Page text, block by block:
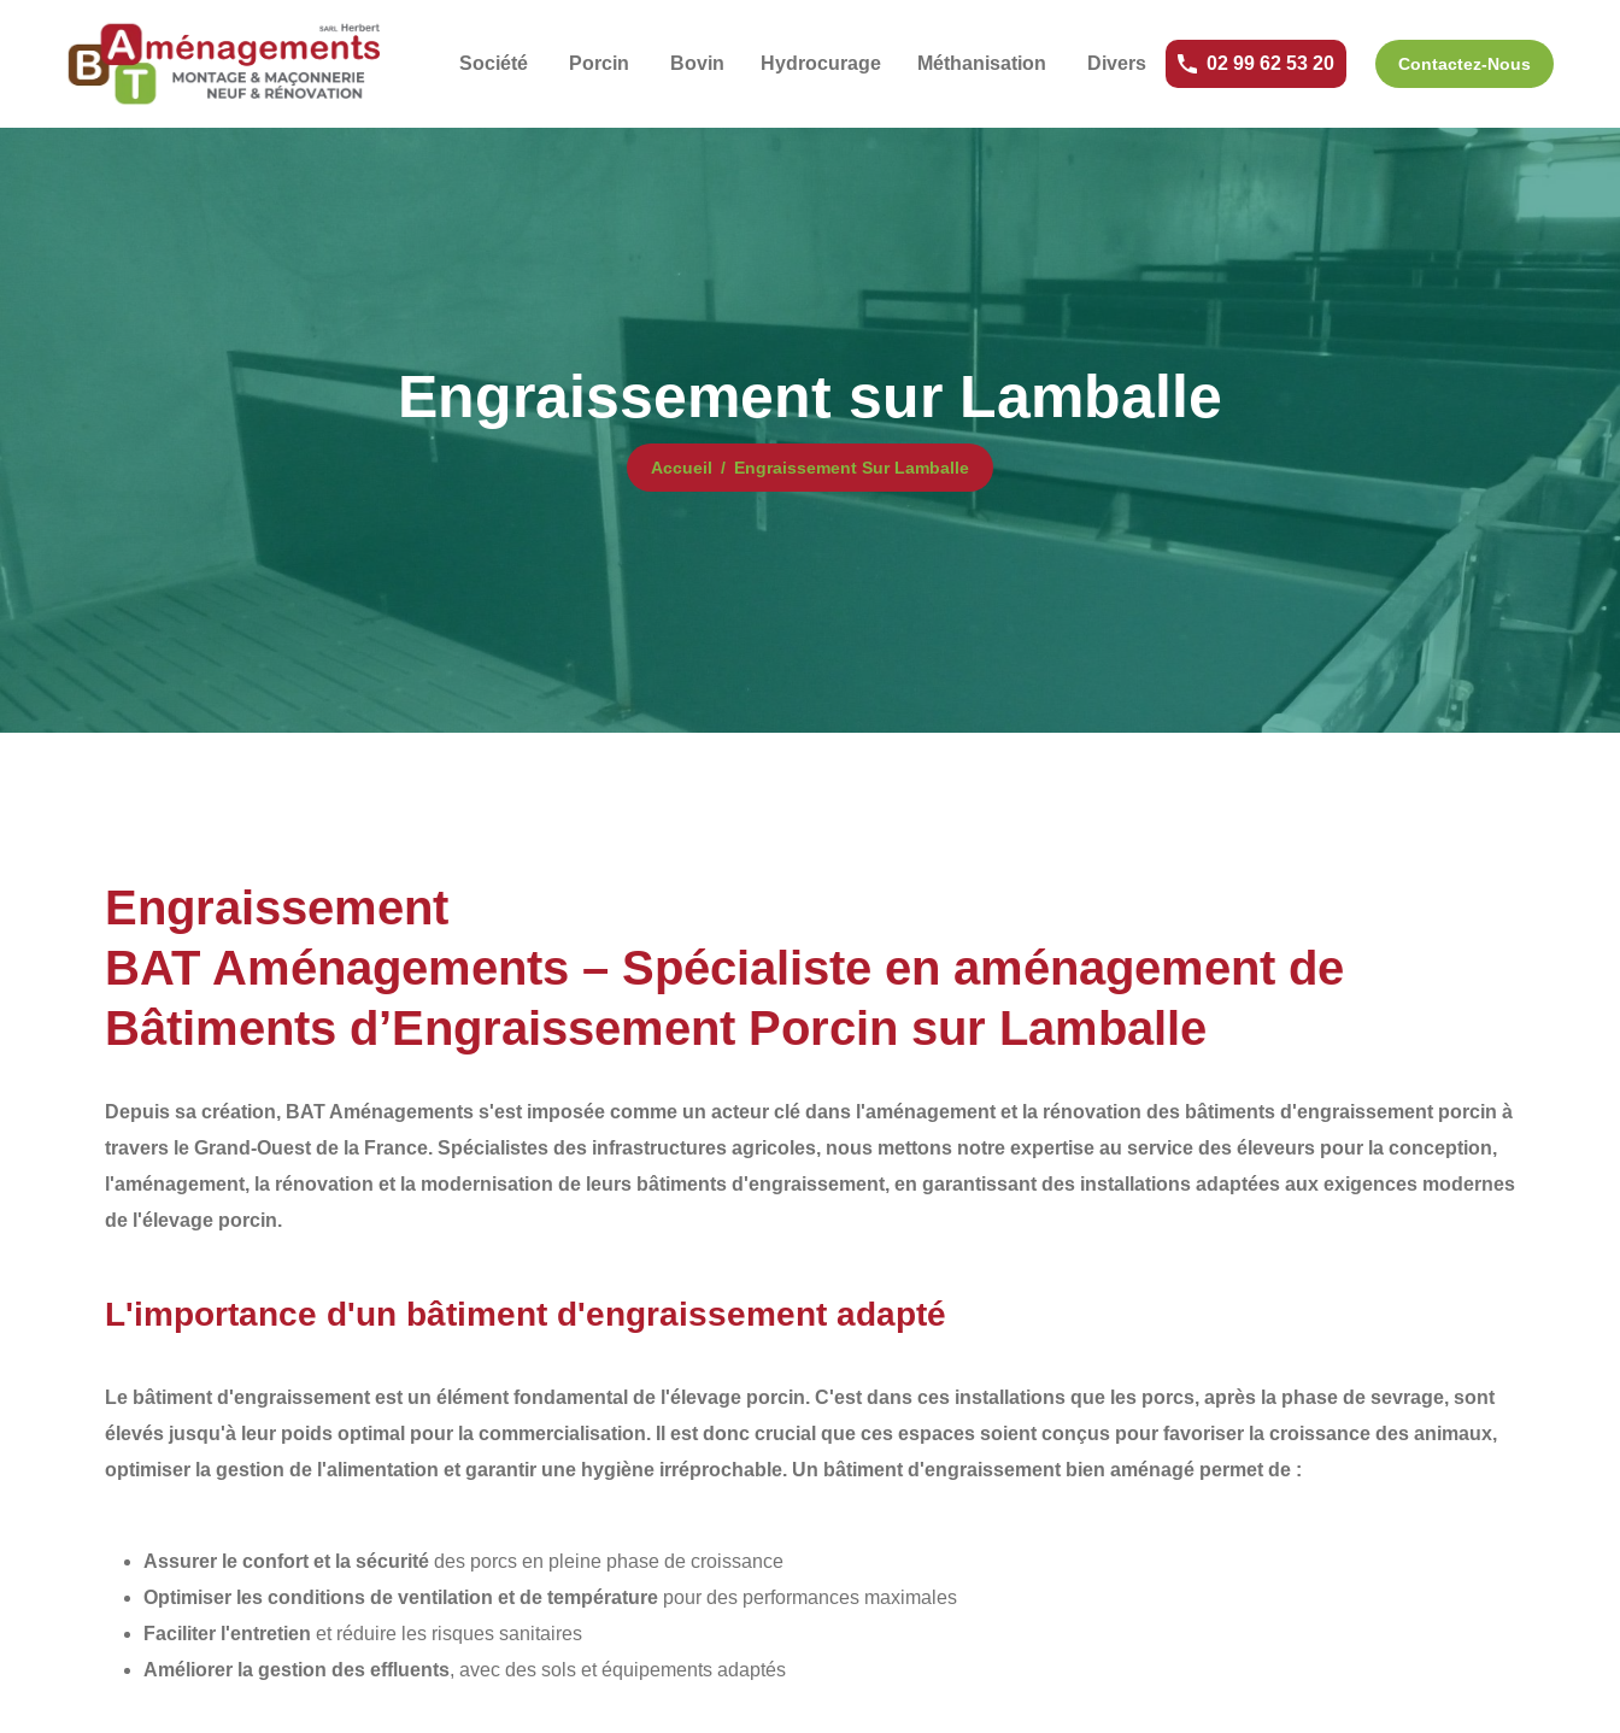
Société Porcin Bovin Hydrocurage Méthanisation Divers 02 99 62 53 20 Contactez-Nous
Engraissement sur Lamballe
Accueil Engraissement Sur Lamballe
Engraissement
BAT Aménagements – Spécialiste en aménagement de
Bâtiments d’Engraissement Porcin sur Lamballe
Depuis sa création, BAT Aménagements s'est imposée comme un acteur clé dans l'aménagement et la rénovation des bâtiments d'engraissement porcin à
travers le Grand-Ouest de la France. Spécialistes des infrastructures agricoles, nous mettons notre expertise au service des éleveurs pour la conception,
l'aménagement, la rénovation et la modernisation de leurs bâtiments d'engraissement, en garantissant des installations adaptées aux exigences modernes
de l'élevage porcin.
L'importance d'un bâtiment d'engraissement adapté
Le bâtiment d'engraissement est un élément fondamental de l'élevage porcin. C'est dans ces installations que les porcs, après la phase de sevrage, sont
élevés jusqu'à leur poids optimal pour la commercialisation. Il est donc crucial que ces espaces soient conçus pour favoriser la croissance des animaux,
optimiser la gestion de l'alimentation et garantir une hygiène irréprochable. Un bâtiment d'engraissement bien aménagé permet de :
Assurer le confort et la sécurité des porcs en pleine phase de croissance
Optimiser les conditions de ventilation et de température pour des performances maximales
Faciliter l'entretien et réduire les risques sanitaires
Améliorer la gestion des effluents, avec des sols et équipements adaptés